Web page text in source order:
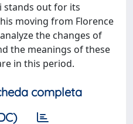
stands out for its
moving from Florence
the changes of
the meanings of these
in this period.
completa